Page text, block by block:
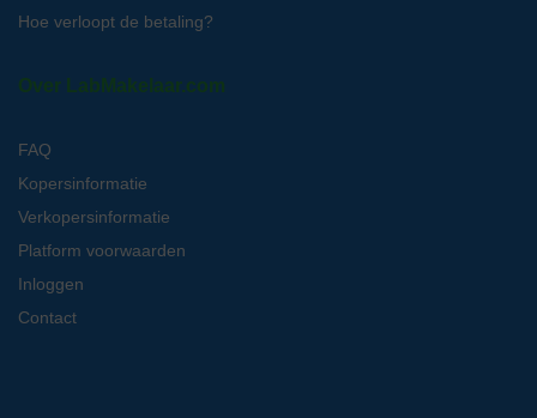
Hoe verloopt de betaling?
Over LabMakelaar.com
FAQ
Kopersinformatie
Verkopersinformatie
Platform voorwaarden
Inloggen
Contact